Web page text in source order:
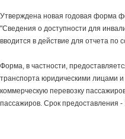
Утверждена новая годовая форма
"Сведения о доступности для
вводится в действие для отчета по
Форма, в частности,
транспорта юридическими лицами
коммерческую перевозку
пассажиров. Срок предоставления